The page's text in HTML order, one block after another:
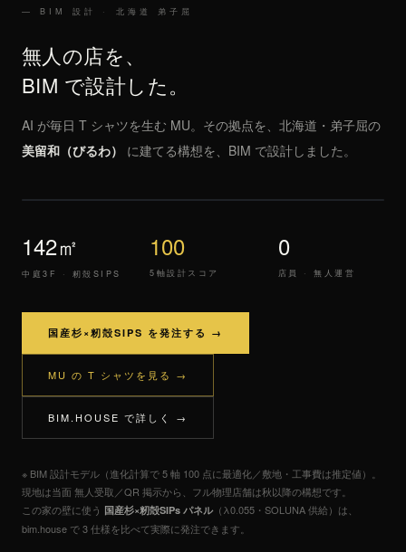
— BIM 設計 · 北海道 弟子屈
無人の店を、
BIM で設計した。
AI が毎日 T シャツを生む MU。その拠点を、北海道・弟子屈の
美留和（びるわ）
に建てる構想を、BIM で設計しました。
142㎡
中庭3F · 籾殻SIPS
100
5軸設計スコア
0
店員 · 無人運営
国産杉×籾殻SIPS を発注する →
MU の T シャツを見る →
BIM.HOUSE で詳しく →
※ BIM 設計モデル（進化計算で 5 軸 100 点に最適化／敷地・工事費は推定値）。
現地は当面 無人受取／QR 掲示から、フル物理店舗は秋以降の構想です。
この家の壁に使う 国産杉×籾殻SIPs パネル（λ0.055・SOLUNA 供給）は、
bim.house で 3 仕様を比べて実際に発注できます。